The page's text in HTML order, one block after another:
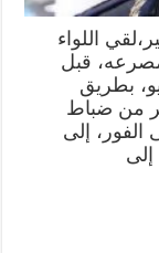
اللواء
قبل
سير على محور 30 يونيو، بطريق
من ضباط
الفور، إلى